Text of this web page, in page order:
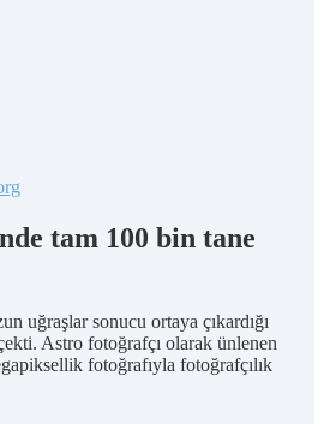
tam 100 bin tane
uğraşlar sonucu ortaya çıkardığı
Astro fotoğrafçı olarak ünlenen
fotoğrafıyla fotoğrafçılık